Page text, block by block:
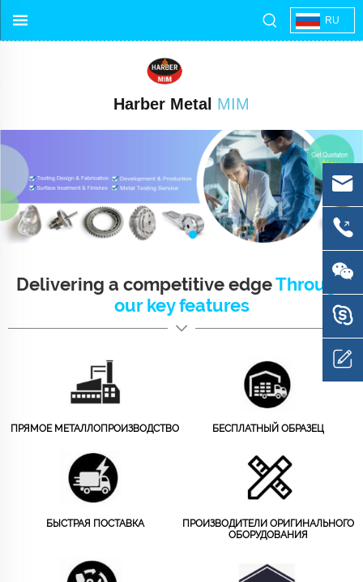
RU
Harber Metal MIM
Delivering a competitive edgeThrough
our key features
ПРЯМОЕ МЕТАЛЛОПРОИЗВОДСТВО БЕСПЛАТНЫЙ ОБРАЗЕЦ
БЫСТРАЯ ПОСТАВКА
ПРОИЗВОДИТЕЛИ ОРИГИНАЛЬНОГО
ОБОРУДОВАНИЯ